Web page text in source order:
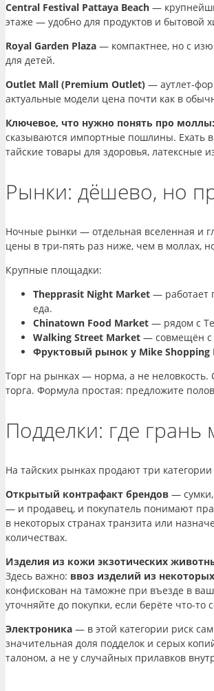
Central Festival Pattaya Beach —
этаже — удобно для продуктов и
Royal Garden Plaza — компактнее, но с
для детей.
Outlet Mall (Premium Outlet) — аутлет-
актуальные модели цена почти как в
Ключевое, что нужно понять про моллы:
сказываются импортные пошлины. Ехать
тайские товары для здоровья, латексные
Рынки: дёшево, но
Ночные рынки — отдельная вселенная и
цены в три-пять раз ниже, чем в моллах,
Крупные площадки:
Thepprasit Night Market — работает
еда.
Chinatown Food Market — рядом с
Walking Street Market — совмещён с
Фруктовый рынок у Mike Shopping
Торг на рынках — норма, а не неловкость.
торга. Формула простая: предложите
Подделки: где
На тайских рынках продают три
Открытый контрафакт брендов — сумки,
— и продавец, и покупатель понимают
в некоторых странах транзита или
количествах.
Изделия из кожи экзотических
Здесь важно: ввоз изделий из
конфискован на таможне при въезде в
уточняйте до покупки, если берёте что-то
Электроника — в этой категории риск
значительная доля подделок и серых
талоном, а не у случайных прилавков